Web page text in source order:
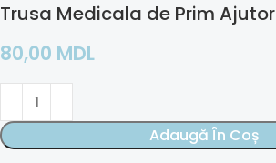
Trusa Medicala de Prim Ajutor
80,00 MDL
Adaugă În Coș